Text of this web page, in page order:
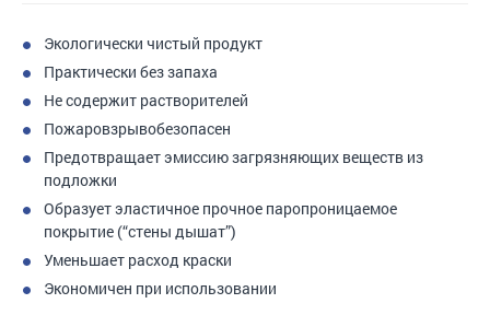
Экологически чистый продукт
Практически без запаха
Не содержит растворителей
Пожаровзрывобезопасен
Предотвращает эмиссию загрязняющих веществ из
подложки
Образует эластичное прочное паропроницаемое
покрытие (“стены дышат”)
Уменьшает расход краски
Экономичен при использовании